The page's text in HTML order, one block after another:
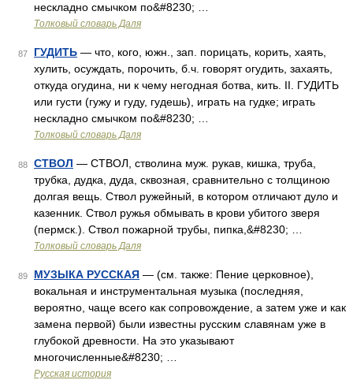
нескладно смычком по&#8230; …
Толковый словарь Даля
87 ГУДИТЬ — что, кого, южн., зап. порицать, корить, хаять,
хулить, осуждать, порочить, б.ч. говорят огудить, захаять,
откуда огудина, ни к чему негодная ботва, кить. II. ГУДИТЬ
или густи (гужу и гуду, гудешь), играть на гудке; играть
нескладно смычком по&#8230; …
Толковый словарь Даля
88 СТВОЛ — СТВОЛ, стволина муж. рукав, кишка, труба,
трубка, дудка, дуда, сквозная, сравнительно с толщиною
долгая вещь. Ствол ружейный, в котором отличают дуло и
казенник. Ствол ружья обмывать в крови убитого зверя
(пермск.). Ствол пожарной трубы, пипка,&#8230; …
Толковый словарь Даля
89 МУЗЫКА РУССКАЯ — (см. также: Пение церковное),
вокальная и инструментальная музыка (последняя,
вероятно, чаще всего как сопровождение, а затем уже и как
замена первой) были известны русским славянам уже в
глубокой древности. На это указывают
многочисленные&#8230; …
Русская история